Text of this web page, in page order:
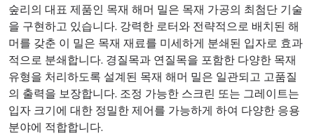
숲리의 대표 제품인 목재 해머 밀은 목재 가공의 최첨단 기술
을 구현하고 있습니다. 강력한 로터와 전략적으로 배치된 해
머를 갖춘 이 밀은 목재 재료를 미세하게 분쇄된 입자로 효과
적으로 분쇄합니다. 경질목과 연질목을 포함한 다양한 목재
유형을 처리하도록 설계된 목재 해머 밀은 일관되고 고품질
의 출력을 보장합니다. 조정 가능한 스크린 또는 그레이트는
입자 크기에 대한 정밀한 제어를 가능하게 하여 다양한 응용
분야에 적합합니다.